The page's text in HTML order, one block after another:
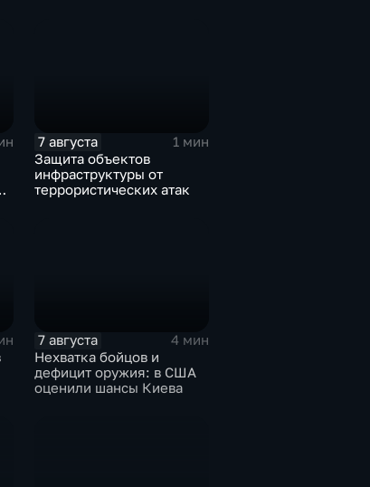
7 августа
1 мин
Защита объектов
инфраструктуры от
террористических атак
7 августа
4 мин
Нехватка бойцов и
дефицит оружия: в США
оценили шансы Киева